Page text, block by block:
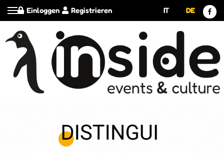
Registrieren
Einloggen IT DE